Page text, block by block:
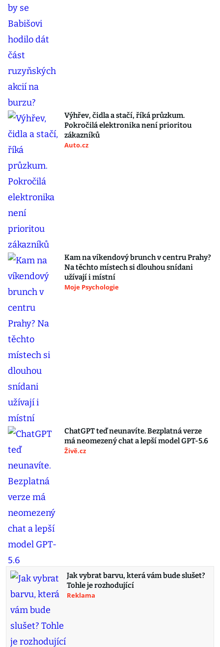
Výhřev, čidla a stačí, říká průzkum.
Pokročilá elektronika není prioritou
zákazníků
Auto.cz
Kam na víkendový brunch v centru Prahy?
Na těchto místech si dlouhou snídani
užívají i místní
Moje Psychologie
ChatGPT teď neunavíte. Bezplatná verze
má neomezený chat a lepší model GPT-5.6
Živě.cz
Jak vybrat barvu, která vám bude slušet?
Tohle je rozhodující
Reklama